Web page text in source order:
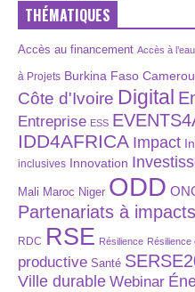
THÉMATIQUES
Accès au financement Accès à l’eau
à Projets Burkina Faso
Côte d'Ivoire Digital
Entreprise ESS
IDD4AFRICA Impact
inclusives Innovation
Mali Maroc Niger ODD
Partenariats à impacts
RDC RSE Résilience Résilience
productive Santé
Ville durable Webinar